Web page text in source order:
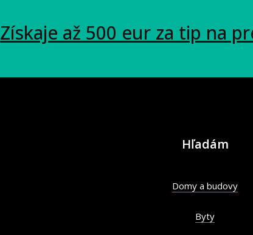
Získaje až 500 eur za tip na
Hľadám
Domy a budovy
Byty